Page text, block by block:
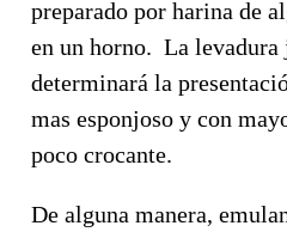
preparado por harina de
en un horno. La levadura
determinará la
mas esponjoso y con
poco crocante.
De alguna manera,